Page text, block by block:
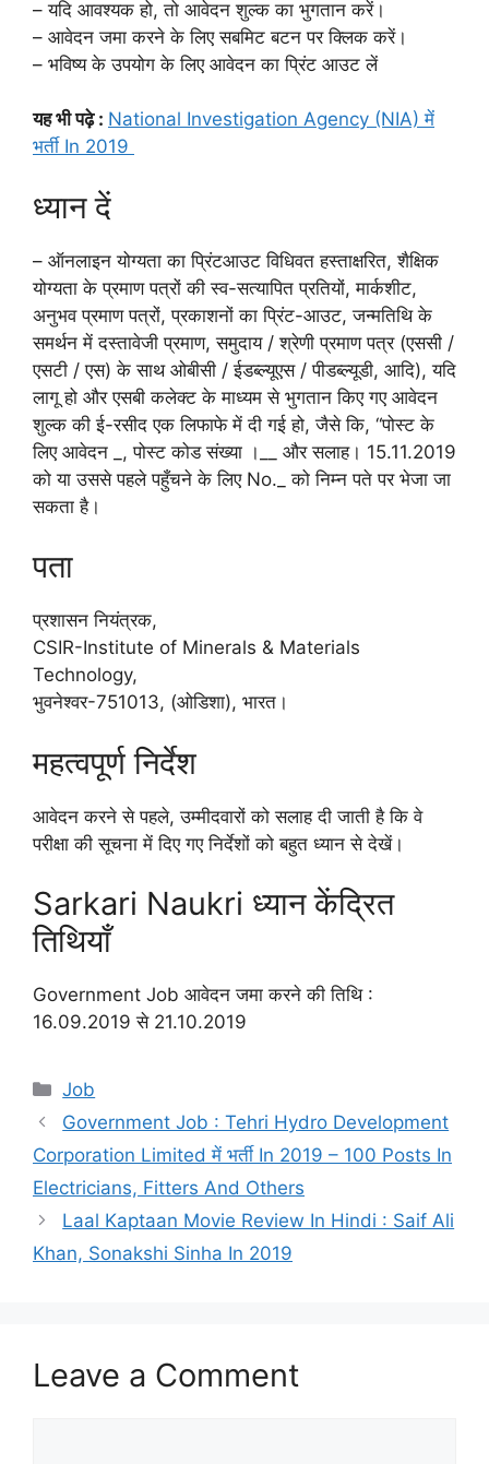
– यदि आवश्यक हो, तो आवेदन शुल्क का भुगतान करें।
– आवेदन जमा करने के लिए सबमिट बटन पर क्लिक करें।
– भविष्य के उपयोग के लिए आवेदन का प्रिंट आउट लें
यह भी पढ़े : National Investigation Agency (NIA) में
भर्ती In 2019
ध्यान दें
– ऑनलाइन योग्यता का प्रिंटआउट विधिवत हस्ताक्षरित, शैक्षिक
योग्यता के प्रमाण पत्रों की स्व-सत्यापित प्रतियों, मार्कशीट,
अनुभव प्रमाण पत्रों, प्रकाशनों का प्रिंट-आउट, जन्मतिथि के
समर्थन में दस्तावेजी प्रमाण, समुदाय / श्रेणी प्रमाण पत्र (एससी /
एसटी / एस) के साथ ओबीसी / ईडब्ल्यूएस / पीडब्ल्यूडी, आदि), यदि
लागू हो और एसबी कलेक्ट के माध्यम से भुगतान किए गए आवेदन
शुल्क की ई-रसीद एक लिफाफे में दी गई हो, जैसे कि, “पोस्ट के
लिए आवेदन _, पोस्ट कोड संख्या ।__ और सलाह। 15.11.2019
को या उससे पहले पहुँचने के लिए No._ को निम्न पते पर भेजा जा
सकता है।
पता
प्रशासन नियंत्रक,
CSIR-Institute of Minerals & Materials
Technology,
भुवनेश्वर-751013, (ओडिशा), भारत।
महत्वपूर्ण निर्देश
आवेदन करने से पहले, उम्मीदवारों को सलाह दी जाती है कि वे
परीक्षा की सूचना में दिए गए निर्देशों को बहुत ध्यान से देखें।
Sarkari Naukri ध्यान केंद्रित
तिथियाँ
Government Job आवेदन जमा करने की तिथि :
16.09.2019 से 21.10.2019
Categories
Job
Government Job : Tehri Hydro Development
Corporation Limited में भर्ती In 2019 – 100 Posts In
Electricians, Fitters And Others
Laal Kaptaan Movie Review In Hindi : Saif Ali
Khan, Sonakshi Sinha In 2019
Leave a Comment